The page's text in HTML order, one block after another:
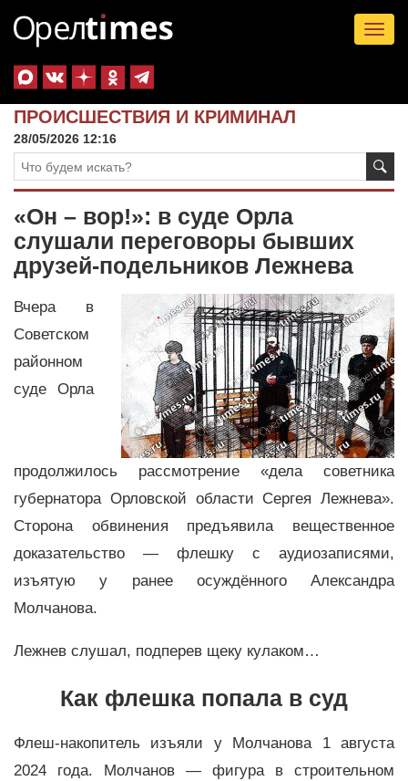
ПРОИСШЕСТВИЯ И КРИМИНАЛ
28/05/2026 12:16
«Он – вор!»: в суде Орла
слушали переговоры бывших
друзей-подельников Лежнева
Вчера в
Советском
районном
суде Орла
продолжилось рассмотрение «дела советника
губернатора Орловской области Сергея Лежнева».
Сторона обвинения предъявила вещественное
доказательство — флешку с аудиозаписями,
изъятую у ранее осуждённого Александра
Молчанова.
Лежнев слушал, подперев щеку кулаком…
Как флешка попала в суд
Флеш-накопитель изъяли у Молчанова 1 августа
2024 года. Молчанов — фигура в строительном